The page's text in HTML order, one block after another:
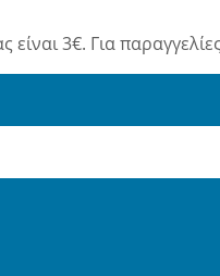
είναι 3€. Για